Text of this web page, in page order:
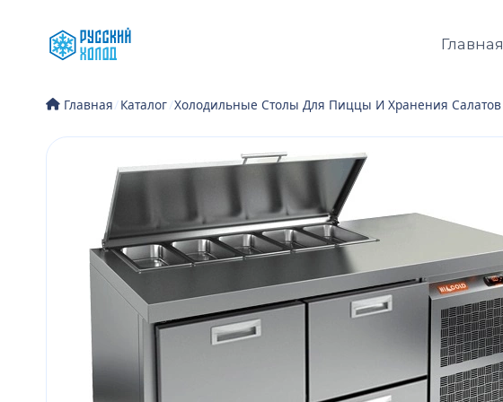
содержимому
Главная
Главная/Каталог/Холодильные Столы Для Пиццы И Хранения Салатов